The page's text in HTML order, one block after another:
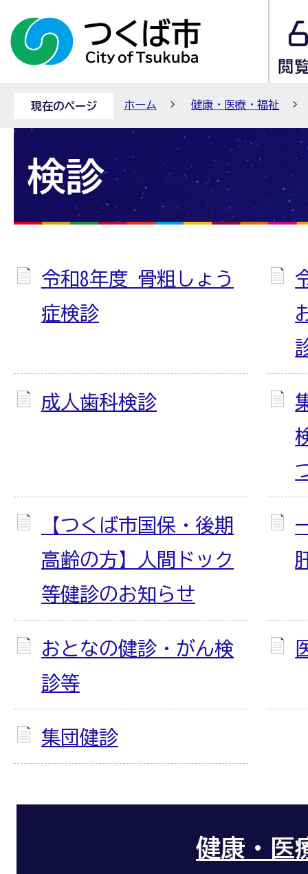
現在のページ ホーム 健康・医療・福祉
検診
令和8年度 骨粗しょう
症検診
成人歯科検診
【つくば市国保・後期
高齢の方】人間ドック
等健診のお知らせ
おとなの健診・がん検
診等
集団健診
健康・医